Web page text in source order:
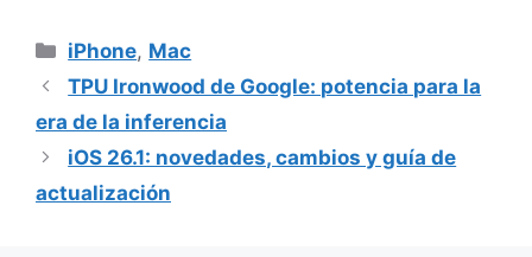
Categorías
iPhone, Mac
TPU Ironwood de Google: potencia para la
era de la inferencia
iOS 26.1: novedades, cambios y guía de
actualización